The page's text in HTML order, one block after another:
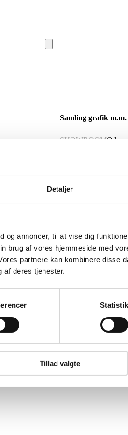
Detaljer
og annoncer, til at vise dig
brug af vores hjemmeside med
partnere kan kombinere disse
af deres tjenester.
Statistik
Tillad valgte
Samling grafik
SHOWROOMOdense
Samling grafik bl.a.
figurkomposition
Lignende varer
samt tilbud direkte i din email.